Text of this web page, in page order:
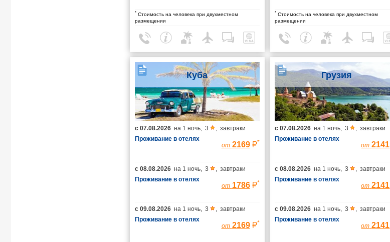
*Стоимость на человека при двухместном
размещении
*Стоимость на человека при двухместном
размещении
Куба
с 07.08.2026на 1 ночь, 3 , завтраки
Проживание в отелях
от 2169 *
с 08.08.2026на 1 ночь, 3 , завтраки
Проживание в отелях
от 1786 *
с 09.08.2026на 1 ночь, 3 , завтраки
Проживание в отелях
от 2169 *
Грузия
с 07.08.2026на 1 ночь, 3 , завтраки
Проживание в отелях
от 2141
с 08.08.2026на 1 ночь, 3 , завтраки
Проживание в отелях
от 2141
с 09.08.2026на 1 ночь, 3 , завтраки
Проживание в отелях
от 2141